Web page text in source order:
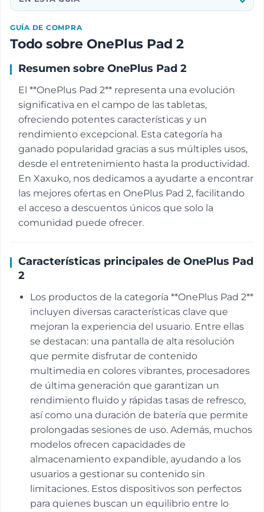
GUÍA DE COMPRA
Todo sobre OnePlus Pad 2
Resumen sobre OnePlus Pad 2
El **OnePlus Pad 2** representa una evolución
significativa en el campo de las tabletas,
ofreciendo potentes características y un
rendimiento excepcional. Esta categoría ha
ganado popularidad gracias a sus múltiples usos,
desde el entretenimiento hasta la productividad.
En Xaxuko, nos dedicamos a ayudarte a encontrar
las mejores ofertas en OnePlus Pad 2, facilitando
el acceso a descuentos únicos que solo la
comunidad puede ofrecer.
Características principales de OnePlus Pad
2
Los productos de la categoría **OnePlus Pad 2**
incluyen diversas características clave que
mejoran la experiencia del usuario. Entre ellas
se destacan: una pantalla de alta resolución
que permite disfrutar de contenido
multimedia en colores vibrantes, procesadores
de última generación que garantizan un
rendimiento fluido y rápidas tasas de refresco,
así como una duración de batería que permite
prolongadas sesiones de uso. Además, muchos
modelos ofrecen capacidades de
almacenamiento expandible, ayudando a los
usuarios a gestionar su contenido sin
limitaciones. Estos dispositivos son perfectos
para quienes buscan un equilibrio entre lo